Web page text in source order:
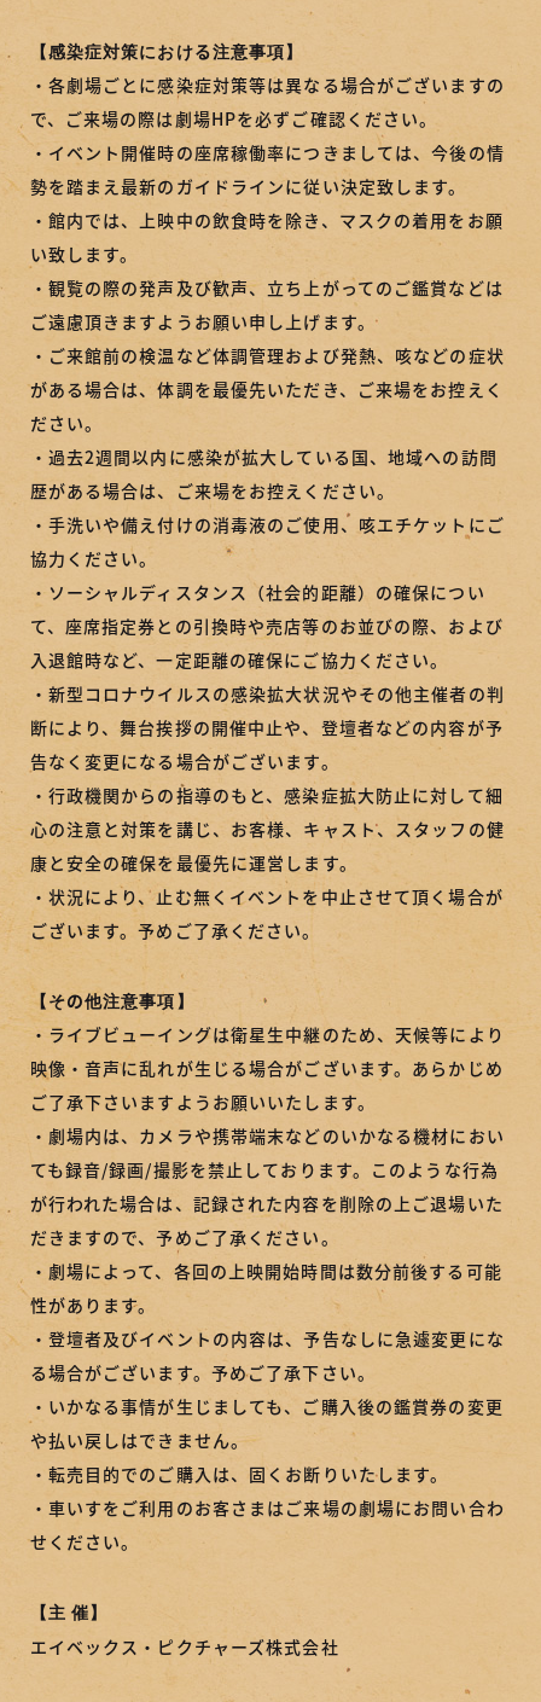
【感染症対策における注意事項】
・各劇場ごとに感染症対策等は異なる場合がございますの
で、ご来場の際は劇場HPを必ずご確認ください。
・イベント開催時の座席稼働率につきましては、今後の情
勢を踏まえ最新のガイドラインに従い決定致します。
・館内では、上映中の飲食時を除き、マスクの着用をお願
い致します。
・観覧の際の発声及び歓声、立ち上がってのご鑑賞などは
ご遠慮頂きますようお願い申し上げます。
・ご来館前の検温など体調管理および発熱、咳などの症状
がある場合は、体調を最優先いただき、ご来場をお控えく
ださい。
・過去2週間以内に感染が拡大している国、地域への訪問
歴がある場合は、ご来場をお控えください。
・手洗いや備え付けの消毒液のご使用、咳エチケットにご
協力ください。
・ソーシャルディスタンス（社会的距離）の確保につい
て、座席指定券との引換時や売店等のお並びの際、および
入退館時など、一定距離の確保にご協力ください。
・新型コロナウイルスの感染拡大状況やその他主催者の判
断により、舞台挨拶の開催中止や、登壇者などの内容が予
告なく変更になる場合がございます。
・行政機関からの指導のもと、感染症拡大防止に対して細
心の注意と対策を講じ、お客様、キャスト、スタッフの健
康と安全の確保を最優先に運営します。
・状況により、止む無くイベントを中止させて頂く場合が
ございます。予めご了承ください。
【その他注意事項】
・ライブビューイングは衛星生中継のため、天候等により
映像・音声に乱れが生じる場合がございます。あらかじめ
ご了承下さいますようお願いいたします。
・劇場内は、カメラや携帯端末などのいかなる機材におい
ても録音/録画/撮影を禁止しております。このような行為
が行われた場合は、記録された内容を削除の上ご退場いた
だきますので、予めご了承ください。
・劇場によって、各回の上映開始時間は数分前後する可能
性があります。
・登壇者及びイベントの内容は、予告なしに急遽変更にな
る場合がございます。予めご了承下さい。
・いかなる事情が生じましても、ご購入後の鑑賞券の変更
や払い戻しはできません。
・転売目的でのご購入は、固くお断りいたします。
・車いすをご利用のお客さまはご来場の劇場にお問い合わ
せください。
【主 催】
エイベックス・ピクチャーズ株式会社